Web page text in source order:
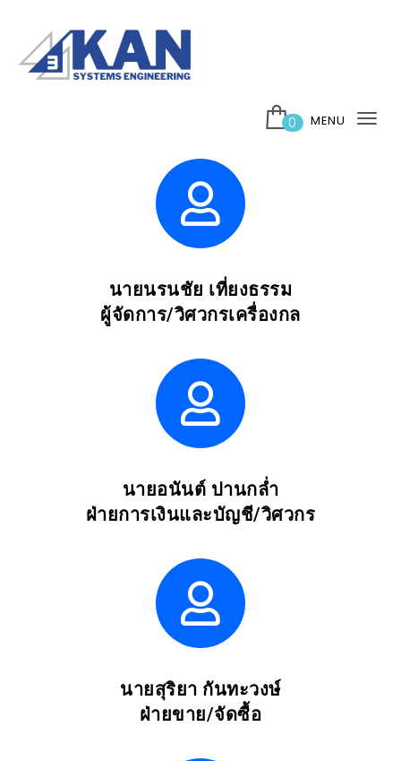
0 MENU
นายนรนชัย เที่ยงธรรม
ผู้จัดการ/วิศวกรเครื่องกล
นายอนันต์ ปานกล่ำ
ฝ่ายการเงินและบัญชี/วิศวกร
นายสุริยา กันทะวงษ์
ฝ่ายขาย/จัดซื้อ